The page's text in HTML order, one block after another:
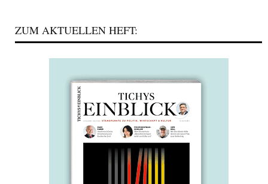
ZUM AKTUELLEN HEFT: